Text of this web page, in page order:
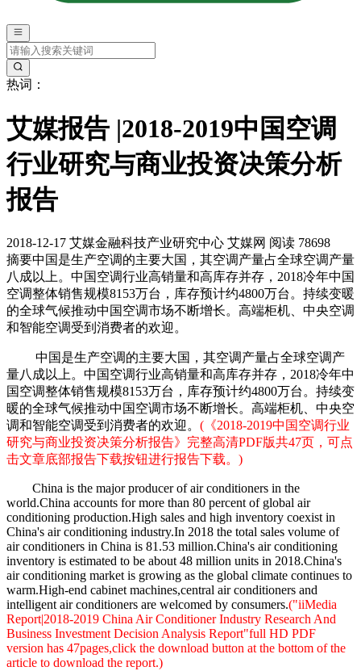
热词：
艾媒报告 |2018-2019中国空调
行业研究与商业投资决策分析
报告
2018-12-17 艾媒金融科技产业研究中心 艾媒网 阅读 78698
摘要中国是生产空调的主要大国，其空调产量占全球空调产量
八成以上。中国空调行业高销量和高库存并存，2018冷年中国
空调整体销售规模8153万台，库存预计约4800万台。持续变暖
的全球气候推动中国空调市场不断增长。高端柜机、中央空调
和智能空调受到消费者的欢迎。
中国是生产空调的主要大国，其空调产量占全球空调产
量八成以上。中国空调行业高销量和高库存并存，2018冷年中
国空调整体销售规模8153万台，库存预计约4800万台。持续变
暖的全球气候推动中国空调市场不断增长。高端柜机、中央空
调和智能空调受到消费者的欢迎。 (《2018-2019中国空调行业
研究与商业投资决策分析报告》完整高清PDF版共47页，可点
击文章底部报告下载按钮进行报告下载。)
China is the major producer of air conditioners in the
world.China accounts for more than 80 percent of global air
conditioning production.High sales and high inventory coexist in
China's air conditioning industry.In 2018 the total sales volume of
air conditioners in China is 81.53 million.China's air conditioning
inventory is estimated to be about 48 million units in 2018.China's
air conditioning market is growing as the global climate continues to
warm.High-end cabinet machines,central air conditioners and
intelligent air conditioners are welcomed by consumers.("iiMedia
Report|2018-2019 China Air Conditioner Industry Research And
Business Investment Decision Analysis Report"full HD PDF
version has 47pages,click the download button at the bottom of the
article to download the report.)